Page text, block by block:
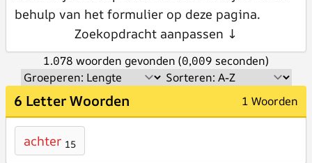
behulp van het formulier op deze pagina.
Zoekopdracht aanpassen ↓
1.078 woorden gevonden (0,009 seconden)
6 Letter Woorden 1 Woorden
achter 15